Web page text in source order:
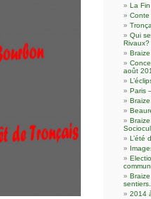
La
Conte
Qui
Rivaux?
août
Paris
L’été
sentiers.
2014